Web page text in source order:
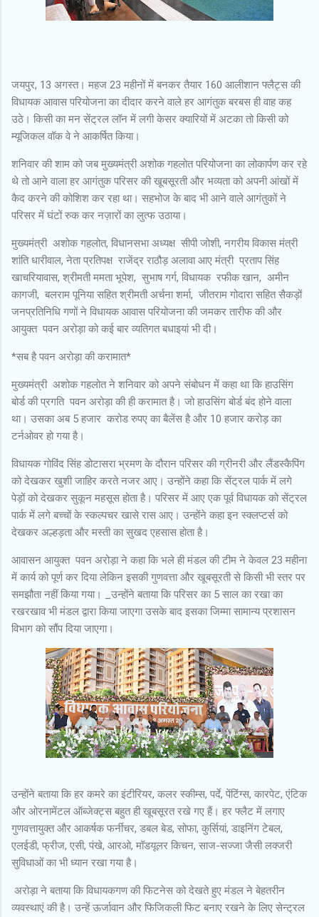
जयपुर, 13 अगस्त। महज 23 महीनों में बनकर तैयार 160 आलीशान फ्लैट्स की
विधायक आवास परियोजना का दीदार करने वाले हर आगंतुक बरबस ही वाह कह
उठे। किसी का मन सेंट्रल लॉन में लगी केसर क्यारियों में अटका तो किसी को
म्यूजिकल वॉक वे ने आकर्षित किया।
शनिवार की शाम को जब मुख्यमंत्री अशोक गहलोत परियोजना का लोकार्पण कर रहे
थे तो आने वाला हर आगंतुक परिसर की खूबसूरती और भव्यता को अपनी आंखों में
कैद करने की कोशिश कर रहा था। सहभोज के बाद भी आने वाले आगंतुकों ने
परिसर में घंटों रुक कर नज़ारों का लुत्फ उठाया।
मुख्यमंत्री अशोक गहलोत, विधानसभा अध्यक्ष सीपी जोशी, नगरीय विकास मंत्री
शांति धारीवाल, नेता प्रतिपक्ष राजेंद्र राठौड़ अलावा आए मंत्री प्रताप सिंह
खाचरियावास, श्रीमती ममता भूपेश, सुभाष गर्ग, विधायक रफीक खान, अमीन
कागजी, बलराम पूनिया सहित श्रीमती अर्चना शर्मा, जीतराम गोदारा सहित सैकड़ों
जनप्रतिनिधि गणों ने विधायक आवास परियोजना की जमकर तारीफ की और
आयुक्त पवन अरोड़ा को कई बार व्यतिगत बधाइयां भी दी।
*सब है पवन अरोड़ा की करामात*
मुख्यमंत्री अशोक गहलोत ने शनिवार को अपने संबोधन में कहा था कि हाउसिंग
बोर्ड की प्रगति पवन अरोड़ा की ही करामात है। जो हाउसिंग बोर्ड बंद होने वाला
था। उसका अब 5 हजार करोड रुपए का बैलेंस है और 10 हजार करोड़ का
टर्नओवर हो गया है।
विधायक गोविंद सिंह डोटासरा भ्रमण के दौरान परिसर की ग्रीनरी और लैंडस्कैपिंग
को देखकर खुशी जाहिर करते नजर आए। उन्होंने कहा कि सेंट्रल पार्क में लगे
पेड़ों को देखकर सुकून महसूस होता है। परिसर में आए एक पूर्व विधायक को सेंट्रल
पार्क में लगे बच्चों के स्कल्पचर खासे रास आए। उन्होंने कहा इन स्क्लप्टर्स को
देखकर अल्हड़ता और मस्ती का सुखद एहसास होता है।
आवासन आयुक्त पवन अरोड़ा ने कहा कि भले ही मंडल की टीम ने केवल 23 महीना
में कार्य को पूर्ण कर दिया लेकिन इसकी गुणवत्ता और खूबसूरती से किसी भी स्तर पर
समझौता नहीं किया गया। _उन्होंने बताया कि परिसर का 5 साल का रखा का
रखरखाव भी मंडल द्वारा किया जाएगा उसके बाद इसका जिम्मा सामान्य प्रशासन
विभाग को सौंप दिया जाएगा।
उन्होंने बताया कि हर कमरे का इंटीरियर, कलर स्कीम्स, पर्दे, पेंटिंग्स, कारपेट, एंटिक
और ओरनामेंटल ऑब्जेक्ट्स बहुत ही खूबसूरत रखे गए हैं। हर फ्लैट में लगाए
गुणवत्तायुक्त और आकर्षक फर्नीचर, डबल बेड, सोफा, कुर्सियां, डाइनिंग टेबल,
एलईडी, फ्रीज, एसी, पंखे, आरओ, मॉडयूलर किचन, साज-सज्जा जैसी लक्जरी
सुविधाओं का भी ध्यान रखा गया है।
अरोड़ा ने बताया कि विधायकगण की फिटनेस को देखते हुए मंडल ने बेहतरीन
व्यवस्थाएं की है। उन्हें ऊर्जावान और फिजिकली फिट बनाए रखने के लिए सेन्ट्रल